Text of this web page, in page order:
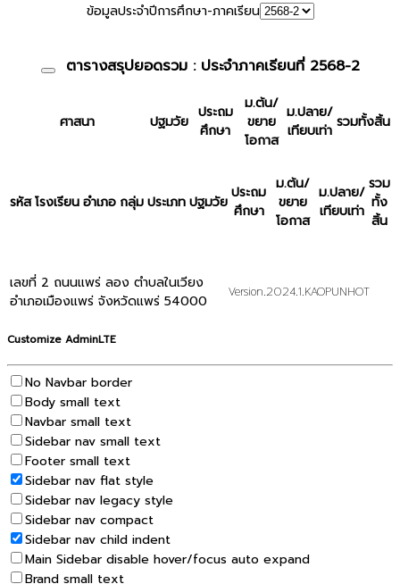
ข้อมูลประจำปีการศึกษา-ภาคเรียน
ตารางสรุปยอดรวม : ประจำภาคเรียนที่ 2568-2
ศาสนา ปฐมวัย
ประถม
ศึกษา
ม.ต้น/
ขยาย
โอกาส
ม.ปลาย/
เทียบเท่า รวมทั้งสิ้น
ส่งออก EXCEL พิมพ์
เลขที่ 2 ถนนแพร่ ลอง ตำบลในเวียง
อำเภอเมืองแพร่ จังหวัดแพร่ 54000
Customize AdminLTE
No Navbar border
Body small text
Navbar small text